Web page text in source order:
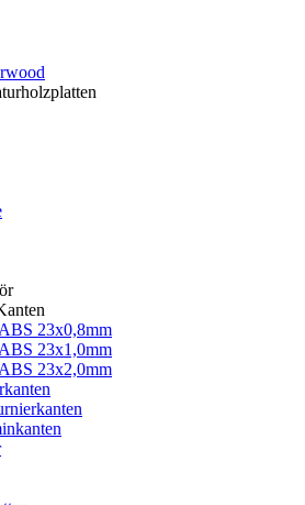
ABS 23x0,8mm
ABS 23x1,0mm
ABS 23x2,0mm